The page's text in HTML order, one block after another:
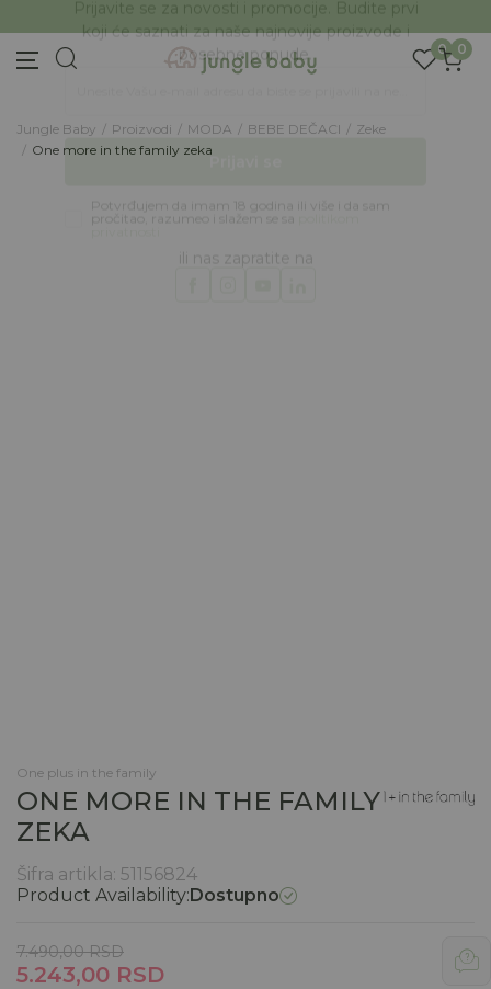
BESPLATNA ISPORUKA Paketa preko 4.000 RSD
0 0
Jungle Baby Proizvodi MODA BEBE DEČACI
Zeke
One more in the family zeka
One plus in the family
ONE MORE IN THE FAMILY
ZEKA
Šifra artikla: 51156824
Product Availability:Dostupno
7.490,00 RSD
5.243,00 RSD
Prijava na newsletter
Prijavite se za novosti i promocije. Budite prvi
koji će saznati za naše najnovije proizvode i
Prijavi se
Potvrđujem da imam 18 godina ili više i da sam
pročitao, razumeo i slažem se sa politikom